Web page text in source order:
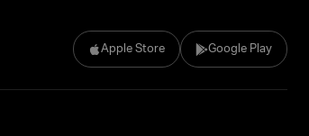
Apple Store Google Play